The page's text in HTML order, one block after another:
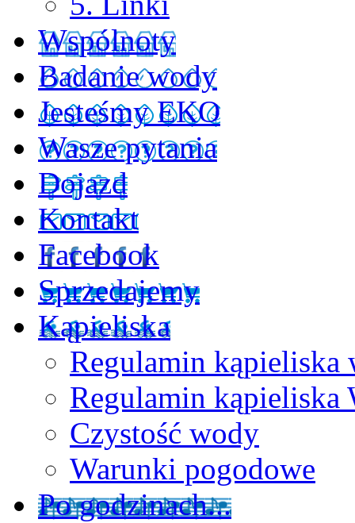
Wspólnoty
Badanie wody
Jesteśmy EKO
Wasze pytania
Dojazd
Kontakt
Facebook
Sprzedajemy
Kąpieliska
Regulamin kąpieliska
Regulamin kąpieliska
Czystość wody
Warunki pogodowe
Po godzinach...